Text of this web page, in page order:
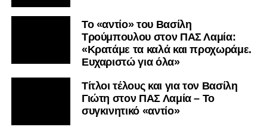
Το «αντίο» του Βασίλη
Τρούμπουλου στον ΠΑΣ Λαμία:
«Κρατάμε τα καλά και προχωράμε.
Ευχαριστώ για όλα»
Τίτλοι τέλους και για τον Βασίλη
Γιώτη στον ΠΑΣ Λαμία – Το
συγκινητικό «αντίο»